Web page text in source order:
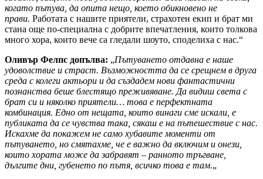
когато пътува, да опита нещо, което обикновено не
прави. Работата с нашите приятели, страхотен екип и брат ми
стана още по-специална с добрите впечатления, които толкова
много хора, които вече са гледали шоуто, споделиха с нас.“
Оливър Фелпс допълва: „Пътуването отдавна е наше
удоволствие и страст. Възможността да се срещнем в друга
среда с колеги актьори и да създадем нови фантастични
познанства беше блестящо преживяване. Да видиш света с
брат си и няколко приятели… това е перфектната
комбинация. Едно от нещата, които винаги сме искали, е
публиката да се чувства така, сякаш е на пътешествие с нас.
Искахме да покажем не само хубавите моменти от
пътуването, но смятахме, че е важно да включим и онези,
които хората може да забравят – ранното тръгване,
дългите дни, губенето по пътя, всичко това е там.„